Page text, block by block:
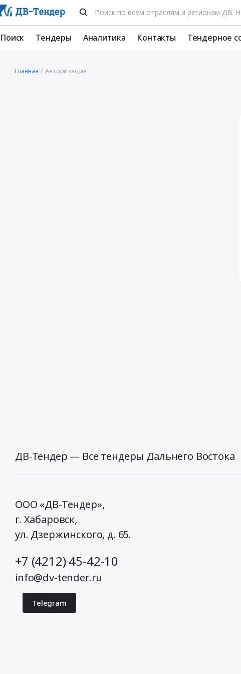
Поиск Тендеры Аналитика Контакты Тендерное
Главная Авторизация
ДВ-Тендер — Все тендеры Дальнего Востока
ООО «ДВ-Тендер»,
г. Хабаровск,
ул. Дзержинского, д. 65.
+7 (4212) 45-42-10
info@dv-tender.ru
Telegram